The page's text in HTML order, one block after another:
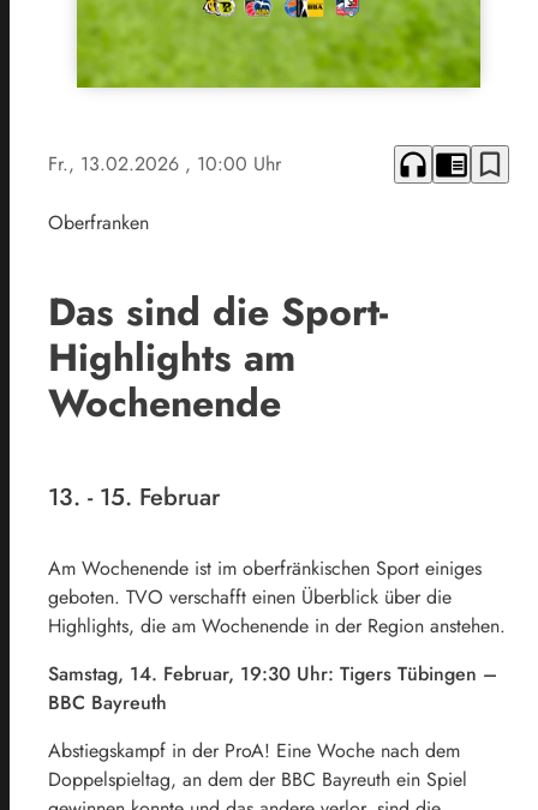
Fr., 13.02.2026 , 10:00 Uhr headphones chrome_reader_mode bookmark_border
Oberfranken
Das sind die Sport-
Highlights am
Wochenende
13. - 15. Februar
Am Wochenende ist im oberfränkischen Sport einiges
geboten. TVO verschafft einen Überblick über die
Highlights, die am Wochenende in der Region anstehen.
Samstag, 14. Februar, 19:30 Uhr: Tigers Tübingen –
BBC Bayreuth
Abstiegskampf in der ProA! Eine Woche nach dem
Doppelspieltag, an dem der BBC Bayreuth ein Spiel